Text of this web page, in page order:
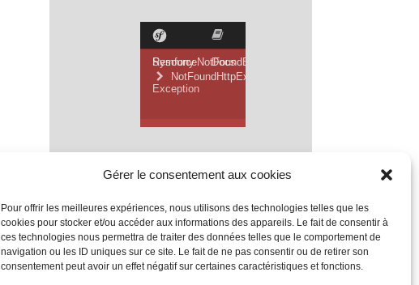
Gérer le consentement aux cookies
Pour offrir les meilleures expériences, nous utilisons des technologies telles que les
cookies pour stocker et/ou accéder aux informations des appareils. Le fait de consentir à
ces technologies nous permettra de traiter des données telles que le comportement de
navigation ou les ID uniques sur ce site. Le fait de ne pas consentir ou de retirer son
consentement peut avoir un effet négatif sur certaines caractéristiques et fonctions.
Mentions Légales